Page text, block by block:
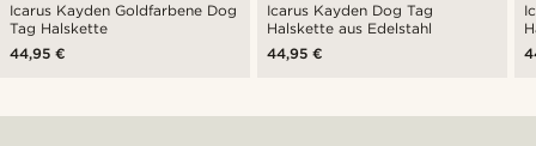
Icarus Kayden Goldfarbene Dog
Tag Halskette
44,95 €
Icarus Kayden Dog Tag
Halskette aus Edelstahl
44,95 €